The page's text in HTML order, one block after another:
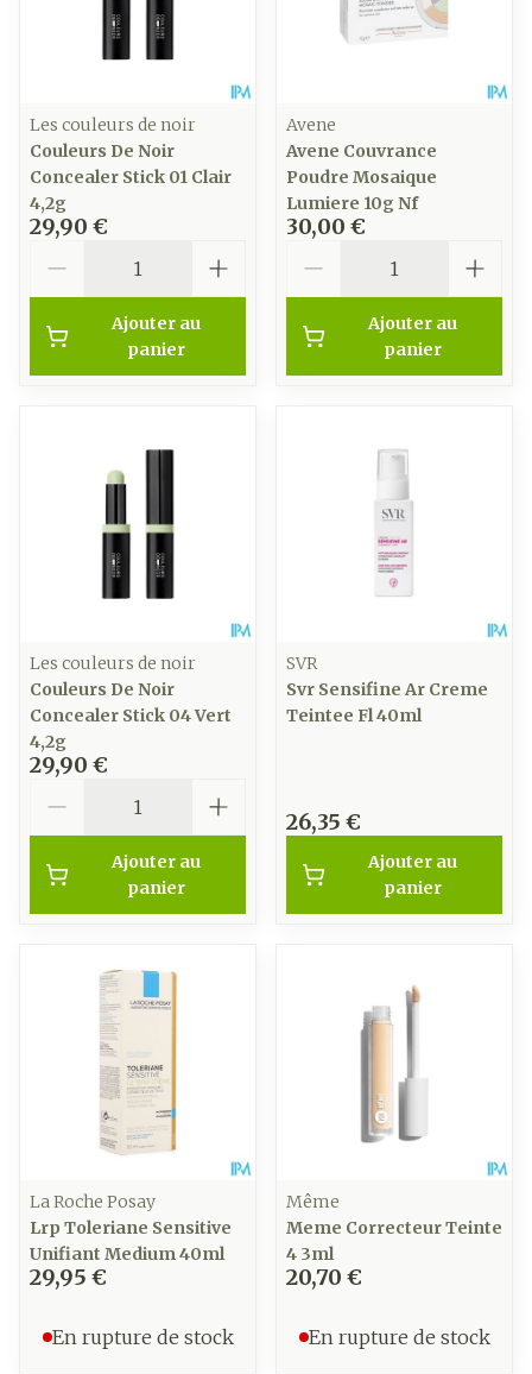
Les couleurs de noir
Couleurs De Noir
Concealer Stick 01 Clair
4,2g
29,90 €
Ajouter au
panier
Avene
Avene Couvrance
Poudre Mosaique
Lumiere 10g Nf
30,00 €
Ajouter au
panier
Les couleurs de noir
Couleurs De Noir
Concealer Stick 04 Vert
4,2g
29,90 €
Ajouter au
panier
SVR
Svr Sensifine Ar Creme
Teintee Fl 40ml
26,35 €
Ajouter au
panier
La Roche Posay
Lrp Toleriane Sensitive
Unifiant Medium 40ml
29,95 €
En rupture de stock
Même
Meme Correcteur Teinte
4 3ml
20,70 €
En rupture de stock